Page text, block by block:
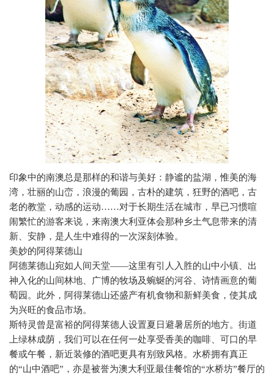
印象中的南澳总是那样的和谐与美好：静谧的盐湖，惟美的海
湾，壮丽的山峦，浪漫的葡园，古朴的建筑，狂野的酒吧，古
老的教堂，动感的运动……对于长期生活在城市，早已习惯喧
闹繁忙的游客来说，来南澳大利亚体会那种乡土气息带来的清
新、安静，是人生中难得的一次深刻体验。
美妙的阿得莱德山
阿德莱德山宛如人间天堂——这里有引人入胜的山中小镇、出
神入化的山间林地、广博的牧场及蜿蜒的河谷、诗情画意的葡
萄园。此外，阿得莱德山还盛产有机食物和新鲜美食，使其成
为兴旺的食品市场。
斯特灵曾是富裕的阿得莱德人设置夏日避暑居所的地方。街道
上绿林成荫，我们可以在任何一处享受香美的咖啡、可口的早
餐或午餐，新近装修的酒吧更具有别致风格。水桥拥有真正
的“山中酒吧”，亦是被誉为澳大利亚最佳餐馆的“水桥坊”餐厅的